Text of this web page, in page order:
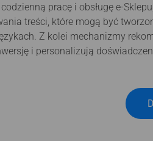
pracę i obsługę e-
treści, które mogą być
Z kolei mechanizmy
i personalizują